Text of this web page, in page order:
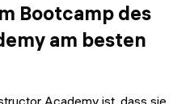
Bootcamp des
am besten
Academy ist, dass sie